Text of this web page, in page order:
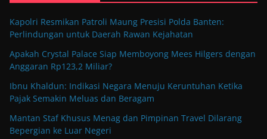
Kapolri Resmikan Patroli Maung Presisi Polda Banten:
Perlindungan untuk Daerah Rawan Kejahatan
Apakah Crystal Palace Siap Memboyong Mees Hilgers dengan
Anggaran Rp123,2 Miliar?
Ibnu Khaldun: Indikasi Negara Menuju Keruntuhan Ketika
Pajak Semakin Meluas dan Beragam
Mantan Staf Khusus Menag dan Pimpinan Travel Dilarang
Bepergian ke Luar Negeri